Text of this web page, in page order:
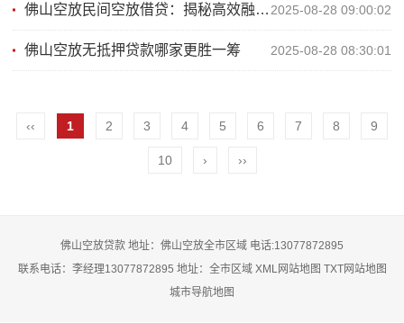
2025-08-28 09:00:02
佛山空放民间空放借贷：揭秘高效融资新途径
2025-08-28 08:30:01
佛山空放无抵押贷款哪家更胜一筹
‹‹ 1 2 3 4 5 6 7 8 9
10 › ››
佛山空放贷款 地址：佛山空放全市区域 电话:13077872895
联系电话：李经理13077872895 地址：全市区域 XML网站地图 TXT网站地图
城市导航地图